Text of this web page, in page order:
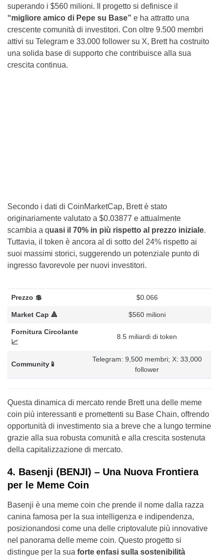
superando i $560 milioni. Il progetto si definisce il
“migliore amico di Pepe su Base” e ha attratto una
crescente comunità di investitori. Con oltre 9.500 membri
attivi su Telegram e 33.000 follower su X, Brett ha costruito
una solida base di supporto che contribuisce alla sua
crescita continua.
Secondo i dati di CoinMarketCap, Brett è stato
originariamente valutato a $0.03877 e attualmente
scambia a quasi il 70% in più rispetto al prezzo iniziale.
Tuttavia, il token è ancora al di sotto del 24% rispetto ai
suoi massimi storici, suggerendo un potenziale punto di
ingresso favorevole per nuovi investitori.
Prezzo 💲 $0.066
Market Cap 🔺 $560 milioni
Fornitura Circolante
📈
8.5 miliardi di token
Community📱
Telegram: 9,500 membri; X: 33,000
follower
Questa dinamica di mercato rende Brett una delle meme
coin più interessanti e promettenti su Base Chain, offrendo
opportunità di investimento sia a breve che a lungo termine
grazie alla sua robusta comunità e alla crescita sostenuta
della capitalizzazione di mercato.
4. Basenji (BENJI) – Una Nuova Frontiera
per le Meme Coin
Basenji è una meme coin che prende il nome dalla razza
canina famosa per la sua intelligenza e indipendenza,
posizionandosi come una delle criptovalute più innovative
nel panorama delle meme coin. Questo progetto si
distingue per la sua forte enfasi sulla sostenibilità